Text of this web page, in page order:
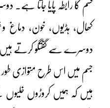
قسم کا رابطہ پایا جاتا
کھال، ہڈیوں، خون، دماغ
دوسرے سے گفتگو کرتے ہیں
جسم میں اس طرح متوازی
ہیں کہ ہمیں کروڑوں